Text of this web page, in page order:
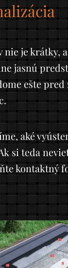
nie je krátky,
jasnú
ešte pred
aké
si teda
kontaktný